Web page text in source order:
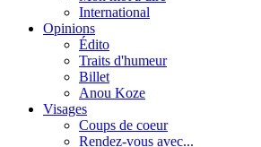
International
Opinions
Édito
Traits d'humeur
Billet
Anou Koze
Visages
Coups de coeur
Rendez-vous avec...